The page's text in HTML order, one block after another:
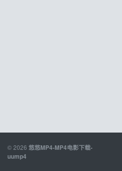
© 2026 悠悠MP4-MP4电影下载-
uump4